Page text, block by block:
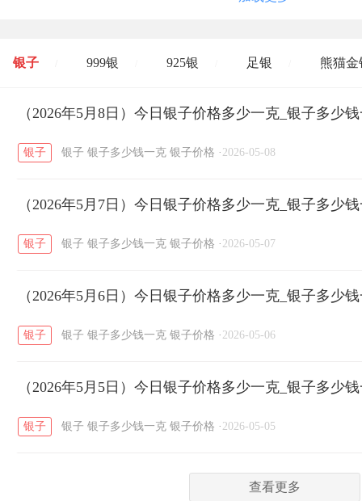
银子 999银 925银 足银 熊猫金
开国纪念币 大清银币 / 长城币 / 老
菜百 周生生 周大生
六福 / 金至尊 / 潮宏基 / 亚一金店
（2026年5月8日）今日银子价格多少一克_银子多少
银子 银子 银子多少钱一克 银子价格 · 2026-05-08
（2026年5月7日）今日银子价格多少一克_银子多少
银子 银子 银子多少钱一克 银子价格 · 2026-05-07
（2026年5月6日）今日银子价格多少一克_银子多少
银子 银子 银子多少钱一克 银子价格 · 2026-05-06
（2026年5月5日）今日银子价格多少一克_银子多少
银子 银子 银子多少钱一克 银子价格 · 2026-05-05
查看更多